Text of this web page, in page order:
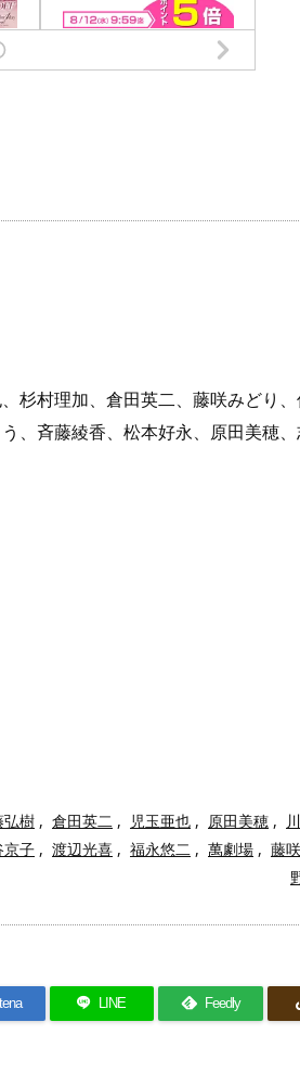
杉村理加、倉田英二、藤咲みどり
、斉藤綾香、松本好永、原田美穂
弘樹 , 倉田英二 , 児玉亜也 , 原田美穂 ,
京子 , 渡辺光喜 , 福永悠二 , 萬劇場 , 藤
LINE Feedly